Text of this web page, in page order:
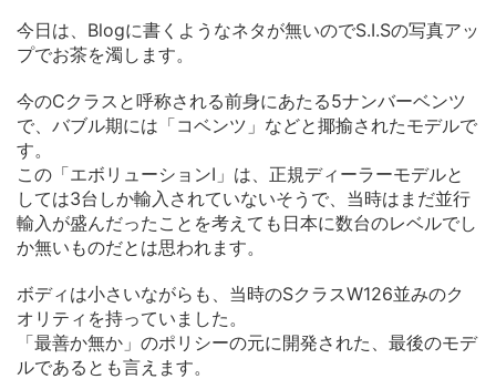
今日は、Blogに書くようなネタが無いのでS.I.Sの写真アッ
プでお茶を濁します。
今のCクラスと呼称される前身にあたる5ナンバーベンツ
で、バブル期には「コベンツ」などと揶揄されたモデルで
す。
この「エボリューションⅠ」は、正規ディーラーモデルと
しては3台しか輸入されていないそうで、当時はまだ並行
輸入が盛んだったことを考えても日本に数台のレベルでし
か無いものだとは思われます。
ボディは小さいながらも、当時のSクラスW126並みのク
オリティを持っていました。
「最善か無か」のポリシーの元に開発された、最後のモデ
ルであるとも言えます。